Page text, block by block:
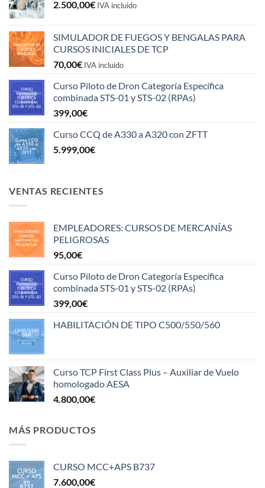
2.500,00€ IVA incluido
SIMULADOR DE FUEGOS Y BENGALAS PARA
CURSOS INICIALES DE TCP
70,00€ IVA incluido
Curso Piloto de Dron Categoría Específica
combinada STS-01 y STS-02 (RPAs)
399,00€
Curso CCQ de A330 a A320 con ZFTT
5.999,00€
VENTAS RECIENTES
EMPLEADORES: CURSOS DE MERCANÍAS
PELIGROSAS
95,00€
Curso Piloto de Dron Categoría Específica
combinada STS-01 y STS-02 (RPAs)
399,00€
HABILITACIÓN DE TIPO C500/550/560
Curso TCP First Class Plus – Auxiliar de Vuelo
homologado AESA
4.800,00€
MÁS PRODUCTOS
CURSO MCC+APS B737
7.600,00€